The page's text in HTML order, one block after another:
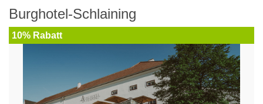
Burghotel-Schlaining
10% Rabatt